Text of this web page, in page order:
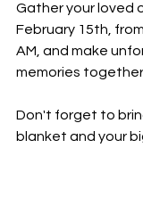
Gather your loved
February 15th,
AM, and make
memories together.
Don't forget to
blanket and your